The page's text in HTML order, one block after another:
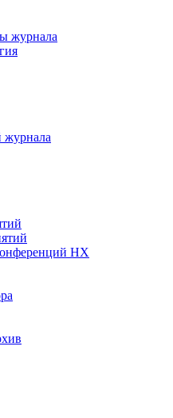
журнала
журнала
НХ